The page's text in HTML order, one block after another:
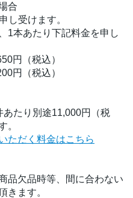
合
し受けます。
1本あたり下記料金を申し
円（税込）
円（税込）
たり別途11,000円（税
。
ただく料金はこちら
品欠品時等、間に合わない
きます。